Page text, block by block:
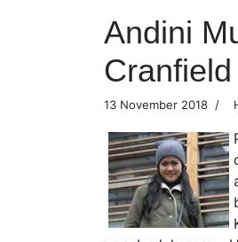
Andini
13 November 2018